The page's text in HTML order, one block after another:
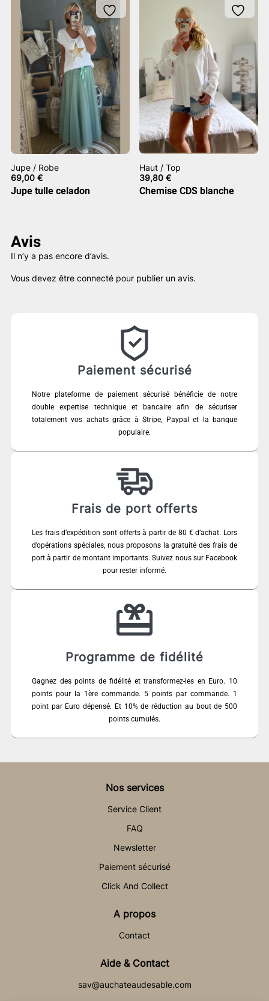
Jupe / Robe
69,00 €
Jupe tulle celadon
Haut / Top
39,80€
Chemise CDS blanche
Avis
Il n’y a pas encore d’avis.
Vous devez être connecté pour publier un avis.
Paiement sécurisé
Notre plateforme de paiement sécurisé bénéficie de notre
double expertise technique et bancaire afin de sécuriser
totalement vos achats grâce à Stripe, Paypal et la banque
populaire.
Frais de port offerts
Les frais d’expédition sont offerts à partir de 80 € d’achat. Lors
d’opérations spéciales, nous proposons la gratuité des frais de
port à partir de montant importants. Suivez nous sur Facebook
pour rester informé.
Programme de fidélité
Gagnez des points de fidélité et transformez-les en Euro. 10
points pour la 1ère commande. 5 points par commande. 1
point par Euro dépensé. Et 10% de réduction au bout de 500
points cumulés.
Nos services
Service Client
FAQ
Newsletter
Paiement sécurisé
Click And Collect
A propos
Contact
Aide & Contact
sav@auchateaudesable.com